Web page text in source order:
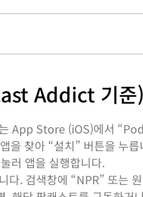
Addict 기준)
App Store (iOS)에서
을 찾아 “설치” 버튼을 누릅
러 앱을 실행합니다.
다. 검색창에 “NPR” 또는